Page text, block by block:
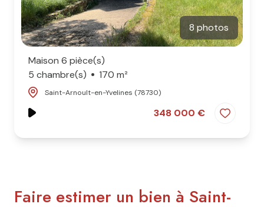
8 photos
Maison 6 pièce(s)
5 chambre(s)
170 m²
Saint-Arnoult-en-Yvelines (78730)
348 000 €
Faire estimer un bien à Saint-